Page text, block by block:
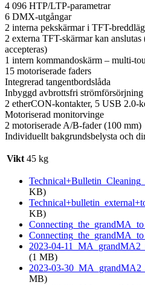
4 096 HTP/LTP-parametrar
6 DMX-utgångar
2 interna pekskärmar i TFT-
2 externa TFT-skärmar kan
accepteras)
1 intern kommandoskärm – multi-
15 motoriserade faders
Integrerad tangentbordslåda
Inbyggd avbrottsfri
2 etherCON-kontakter, 5 USB 2.0-
Motoriserad monitorvinge
2 motoriserade A/B-fader (100 mm)
Individuellt bakgrundsbelysta och
Vikt 45 kg
KB)
KB)
2023-04-
(1 MB)
2023-03-
MB)